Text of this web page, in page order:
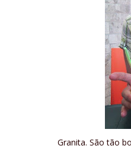
Granita. São tão